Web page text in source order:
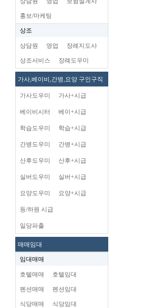
홍보/마케팅
상조
상담원 영업 장례지도사
상조서비스 장례도우미
가사,베이비,간병,요양 구인구직
가사도우미 가사+시급
베이비시터 베이+시급
학습도우미 학습+시급
간병도우미 간병+시급
산후도우미 산후+시급
실버도우미 실버+시급
요양도우미 요양+시급
등/하원 시급
일당파출
매매임대
임대매매
호텔매매 호텔임대
펜션매매 펜션임대
식당매매 식당임대